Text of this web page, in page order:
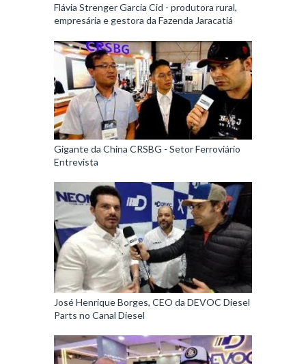
Flávia Strenger Garcia Cid - produtora rural,
empresária e gestora da Fazenda Jaracatiá
Gigante da China CRSBG - Setor Ferroviário
Entrevista
José Henrique Borges, CEO da DEVOC Diesel
Parts no Canal Diesel